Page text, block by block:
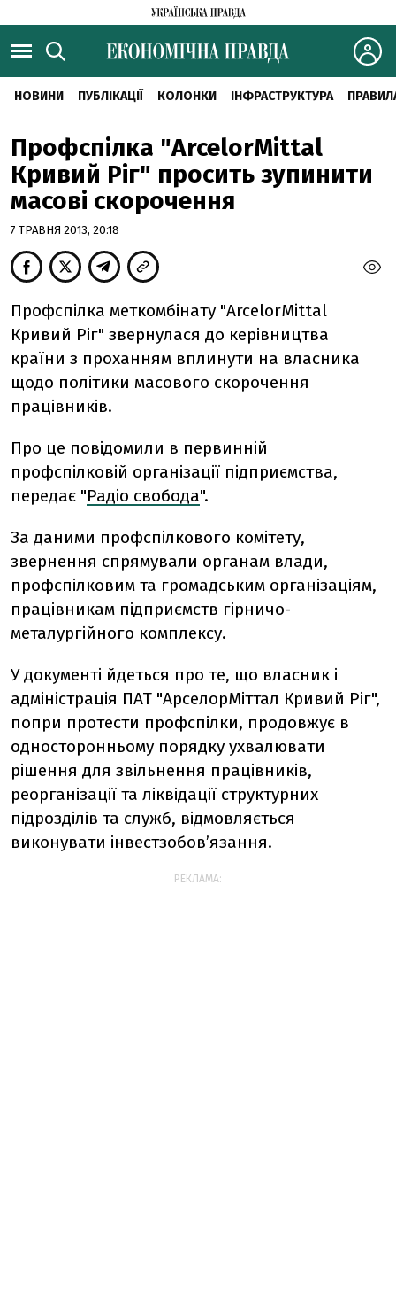
НОВИНИ ПУБЛІКАЦІЇ КОЛОНКИ ІНФРАСТРУКТУРА
Профспілка "ArcelorMittal
Кривий Ріг" просить зупинити
масові скорочення
7 ТРАВНЯ 2013, 20:18
Профспілка меткомбінату "ArcelorMittal
Кривий Ріг" звернулася до керівництва
країни з проханням вплинути на власника
щодо політики масового скорочення
працівників.
Про це повідомили в первинній
профспілковій організації підприємства,
передає "Радіо свобода".
За даними профспілкового комітету,
звернення спрямували органам влади,
профспілковим та громадським організаціям,
працівникам підприємств гірничо-
металургійного комплексу.
У документі йдеться про те, що власник і
адміністрація ПАТ "АрселорМіттал Кривий Ріг",
попри протести профспілки, продовжує в
односторонньому порядку ухвалювати
рішення для звільнення працівників,
реорганізації та ліквідації структурних
підрозділів та служб, відмовляється
виконувати інвестзобов’язання.
РЕКЛАМА: